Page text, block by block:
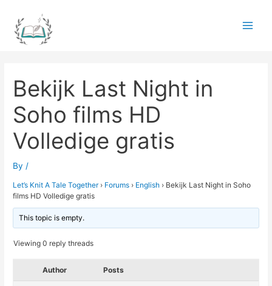
content
Bekijk Last Night in
Soho films HD
Volledige gratis
By /
Let’s Knit A Tale Together › Forums › English › Bekijk Last Night in Soho
films HD Volledige gratis
This topic is empty.
Viewing 0 reply threads
Author Posts